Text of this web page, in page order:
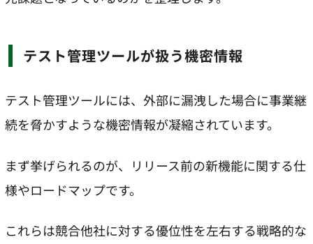
テスト管理ツールが扱う機密情報
テスト管理ツールには、外部に漏洩した場合に事業継
続を脅かすような機密情報が凝縮されています。
まず挙げられるのが、リリース前の新機能に関する仕
様やロードマップです。
これらは競合他社に対する優位性を左右する戦略的な